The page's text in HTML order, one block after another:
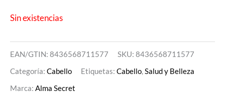
Sin existencias
EAN/GTIN: 8436568711577 SKU: 8436568711577
Categoría: Cabello Etiquetas: Cabello,Salud y Belleza
Marca: Alma Secret